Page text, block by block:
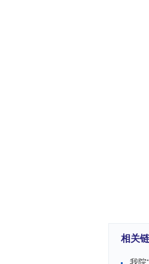
相关